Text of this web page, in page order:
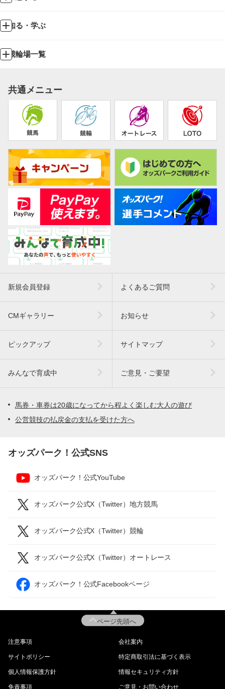
知る・学ぶ
競輪場一覧
共通メニュー
新規会員登録 よくあるご質問
CMギャラリー お知らせ
ピックアップ サイトマップ
みんなで育成中 ご意見・ご要望
馬券・車券は20歳になってから程よく楽しむ大人の遊び
公営競技の払戻金の支払を受けた方へ
オッズパーク！公式SNS
オッズパーク！公式YouTube
オッズパーク公式X（Twitter）地方競馬
オッズパーク公式X（Twitter）競輪
オッズパーク公式X（Twitter）オートレース
オッズパーク！公式Facebookページ
ページ先頭へ
注意事項 会社案内
サイトポリシー 特定商取引法に基づく表示
個人情報保護方針 情報セキュリティ方針
免責事項 ご意見・お問い合わせ